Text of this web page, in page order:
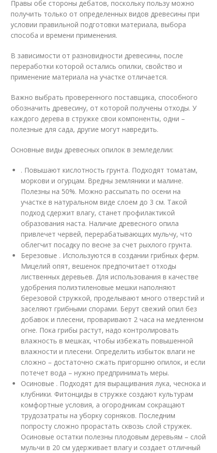
Правы обе стороны дебатов, поскольку пользу можно
получить только от определенных видов древесины при
условии правильной подготовки материала, выбора
способа и времени применения.
В зависимости от разновидности древесины, после
переработки которой остались опилки, свойство и
применение материала на участке отличается.
Важно выбрать проверенного поставщика, способного
обозначить древесину, от которой получены отходы. У
каждого дерева в стружке свои компоненты, одни –
полезные для сада, другие могут навредить.
Основные виды древесных опилок в земледелии:
. Повышают кислотность грунта. Подходят томатам,
моркови и огурцам. Вредны земляники и малине.
Полезны на 50%. Можно рассыпать по осени на
участке в натуральном виде слоем до 3 см. Такой
подход сдержит влагу, станет профилактикой
образования наста. Наличие древесного опила
привлечет червей, перерабатывающих мульчу, что
облегчит посадку по весне за счет рыхлого грунта.
Березовые . Используются в создании грибных ферм.
Мицелий опят, вешенок предпочитает отходы
лиственных деревьев. Для использования в качестве
удобрения полиэтиленовые мешки наполняют
березовой стружкой, проделывают много отверстий и
заселяют грибными спорами. Берут свежий опил без
добавок и плесени, проваривают 2 часа на медленном
огне. Пока грибы растут, надо контролировать
влажность в мешках, чтобы избежать повышенной
влажности и плесени. Определить избыток влаги не
сложно – достаточно сжать пригоршню опилок, и если
потечет вода – нужно предпринимать меры.
Осиновые . Подходят для выращивания лука, чеснока и
клубники. Фитонциды в стружке создают культурам
комфортные условия, а огородникам сокращают
трудозатраты на уборку сорняков. Последним
попросту сложно прорастать сквозь слой стружек.
Осиновые остатки полезны плодовым деревьям – слой
мульчи в 20 см удерживает влагу и создает отличный